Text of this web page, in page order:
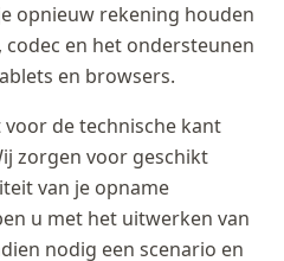
opnieuw rekening houden
en het ondersteunen
en browsers.
de technische kant
zorgen voor geschikt
van je opname
u met het uitwerken van
nodig een scenario en